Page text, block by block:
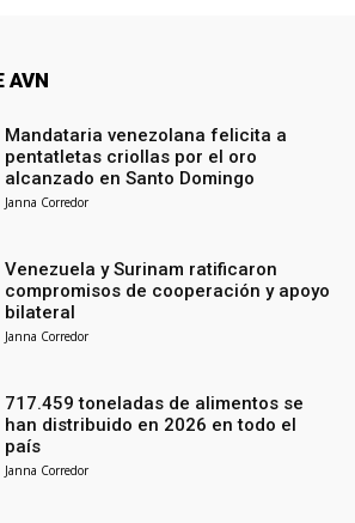
AVN
Mandataria venezolana felicita a
pentatletas criollas por el oro
alcanzado en Santo Domingo
Janna Corredor
Venezuela y Surinam ratificaron
compromisos de cooperación y apoyo
bilateral
Janna Corredor
717.459 toneladas de alimentos se
han distribuido en 2026 en todo el
país
Janna Corredor